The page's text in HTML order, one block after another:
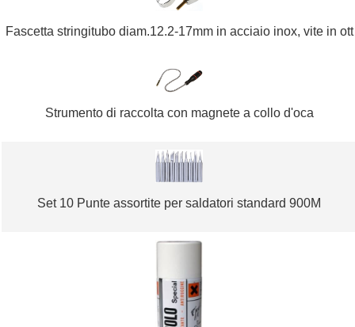
Fascetta stringitubo diam.12.2-17mm in acciaio inox, vite in ott
Strumento di raccolta con magnete a collo d'oca
Set 10 Punte assortite per saldatori standard 900M